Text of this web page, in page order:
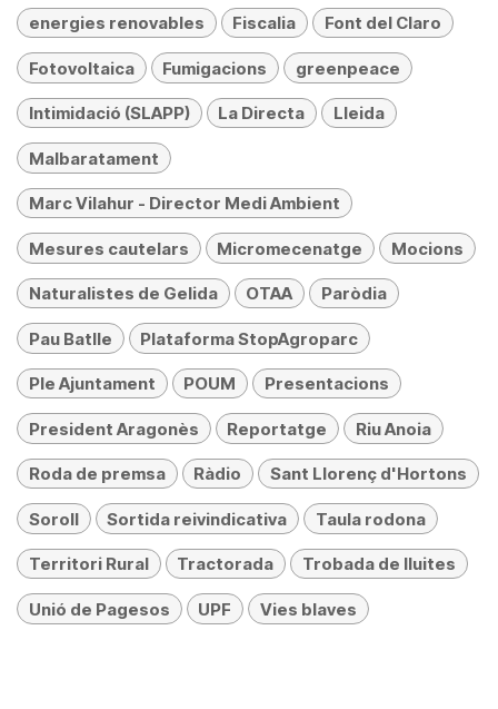
energies renovables Fiscalia Font del Claro
Fotovoltaica Fumigacions greenpeace
Intimidació (SLAPP) La Directa Lleida
Malbaratament
Marc Vilahur - Director Medi Ambient
Mesures cautelars Micromecenatge Mocions
Naturalistes de Gelida OTAA Paròdia
Pau Batlle Plataforma StopAgroparc
Ple Ajuntament POUM Presentacions
President Aragonès Reportatge Riu Anoia
Roda de premsa Ràdio Sant Llorenç d'Hortons
Soroll Sortida reivindicativa Taula rodona
Territori Rural Tractorada Trobada de lluites
Unió de Pagesos UPF Vies blaves